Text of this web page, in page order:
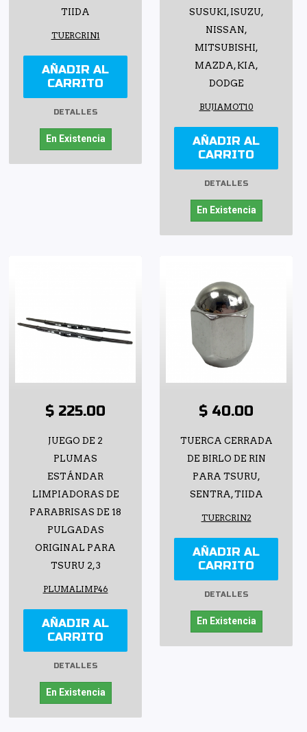
TIIDA
TUERCRIN1
AÑADIR AL
CARRITO
DETALLES
En Existencia
SUSUKI, ISUZU,
NISSAN,
MITSUBISHI,
MAZDA, KIA,
DODGE
BUJIAMOT10
AÑADIR AL
CARRITO
DETALLES
En Existencia
$ 225.00
JUEGO DE 2
PLUMAS
ESTÁNDAR
LIMPIADORAS DE
PARABRISAS DE 18
PULGADAS
ORIGINAL PARA
TSURU 2, 3
PLUMALIMP46
AÑADIR AL
CARRITO
DETALLES
En Existencia
$ 40.00
TUERCA CERRADA
DE BIRLO DE RIN
PARA TSURU,
SENTRA, TIIDA
TUERCRIN2
AÑADIR AL
CARRITO
DETALLES
En Existencia